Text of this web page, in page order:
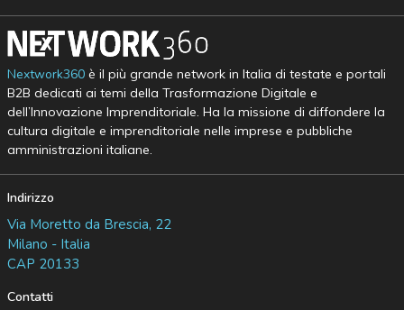
Nextwork360è il più grande network in Italia di testate e portali
B2B dedicati ai temi della Trasformazione Digitale e
dell’Innovazione Imprenditoriale. Ha la missione di diffondere la
cultura digitale e imprenditoriale nelle imprese e pubbliche
amministrazioni italiane.
Indirizzo
Via Moretto da Brescia, 22
Milano - Italia
CAP 20133
Contatti